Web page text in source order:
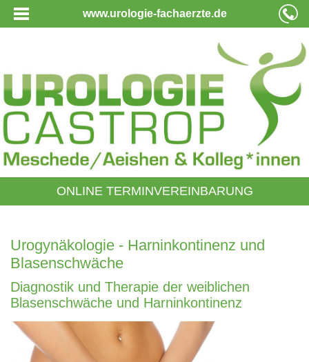
www.urologie-fachaerzte.de
ONLINE TERMINVEREINBARUNG
Urogynäkologie - Harninkontinenz und
Blasenschwäche
Diagnostik und Therapie der weiblichen
Blasenschwäche und Harninkontinenz